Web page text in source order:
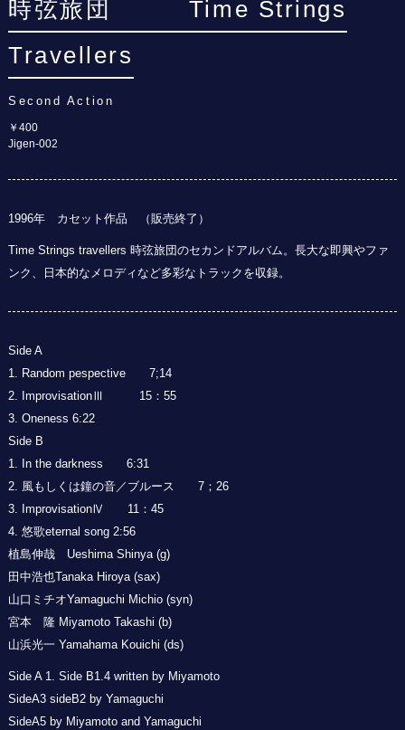
時弦旅団 Time Strings
Travellers
Second Action
￥400
Jigen-002
1996年 カセット作品 （販売終了）
Time Strings travellers 時弦旅団のセカンドアルバム。長大な即興やファ
ンク、日本的なメロディなど多彩なトラックを収録。
Side A
1. Random pespective 7;14
2. ImprovisationⅢ 15：55
3. Oneness 6:22
Side B
1. In the darkness 6:31
2. 風もしくは鐘の音／ブルース 7；26
3. ImprovisationⅣ 11：45
4. 悠歌eternal song 2:56
植島伸哉 Ueshima Shinya (g)
田中浩也Tanaka Hiroya (sax)
山口ミチオYamaguchi Michio (syn)
宮本 隆 Miyamoto Takashi (b)
山浜光一 Yamahama Kouichi (ds)
Side A 1. Side B1.4 written by Miyamoto
SideA3 sideB2 by Yamaguchi
SideA5 by Miyamoto and Yamaguchi